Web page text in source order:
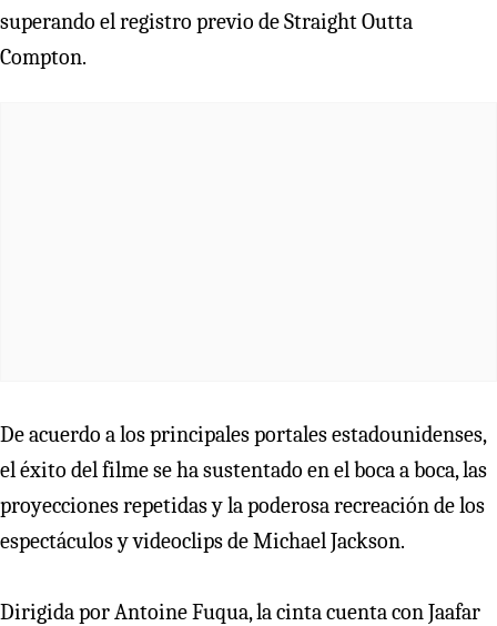
superando el registro previo de Straight Outta
Compton.
De acuerdo a los principales portales estadounidenses,
el éxito del filme se ha sustentado en el boca a boca, las
proyecciones repetidas y la poderosa recreación de los
espectáculos y videoclips de Michael Jackson.
Dirigida por Antoine Fuqua, la cinta cuenta con Jaafar